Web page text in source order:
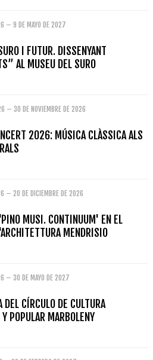
– 9 DE MAYO DE 2027
I FUTUR. DISSENYANT
AL MUSEU DEL SURO
– 30 DE NOVIEMBRE DE 2026
2026: MÚSICA CLÀSSICA ALS
– 20 DE DICIEMBRE DE 2026
MUSI. CONTINUUM' EN EL
MENDRISIO
– 30 DE MAYO DE 2027
DEL CÍRCULO DE CULTURA
POPULAR MARBOLENY